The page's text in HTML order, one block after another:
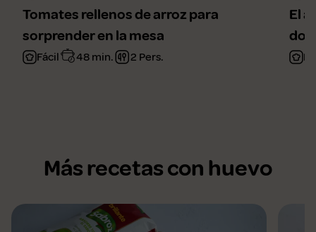
Tomates rellenos de arroz para
sorprender en la mesa
Fácil 48 min. 2 Pers.
El
Más recetas con huevo